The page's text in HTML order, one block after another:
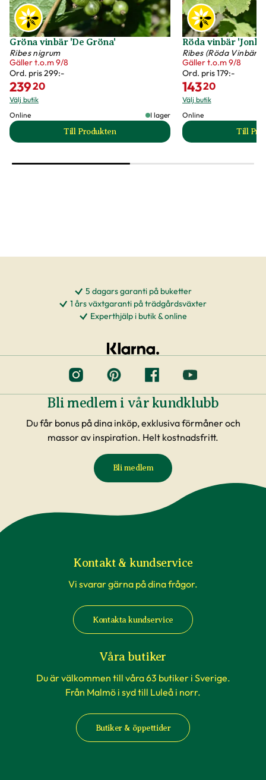
Gröna vinbär 'De Gröna'
Ribes nigrum
Gäller t.o.m 9/8
Ord. pris299:-
23920
Välj butik
Online
I lager
Till Produkten
till Gröna vinbär 'De Gröna' produktsida
Röda vinbär
Ribes (Röda Vinbär-
Gäller t.o.m 9/8
Ord. pris179:-
14320
Välj butik
Online
Till
5 dagars garanti på buketter
1 års växtgaranti på trädgårdsväxter
Experthjälp i butik & online
Bli medlem i vår kundklubb
Du får bonus på dina inköp, exklusiva förmåner och
massor av inspiration. Helt kostnadsfritt.
Bli medlem
Kontakt & kundservice
Vi svarar gärna på dina frågor.
Kontakta kundservice
Våra butiker
Du är välkommen till våra 63 butiker i Sverige.
Från Malmö i syd till Luleå i norr.
Butiker & öppettider